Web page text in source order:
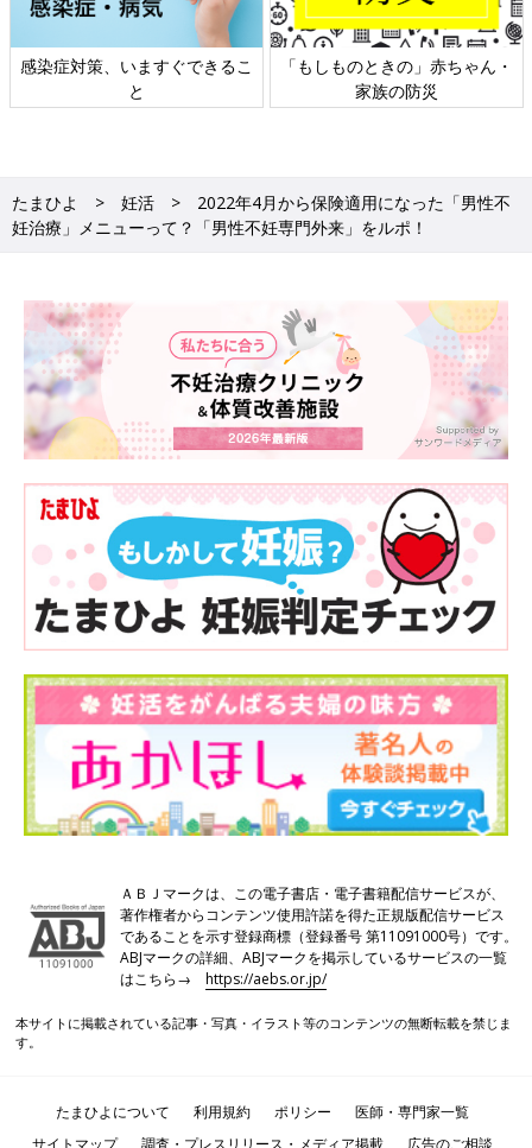
日本外来小児科学会リーフレッ
ト検討会
六星占術 細木かおりさんの人生
相談
たまひよ 妊活
2022年4月から保険適用になった「男性不
妊治療」メニューって？「男性不妊専門外来」をルポ！
ＡＢＪマークは、この電子書店・電子書籍配信サービスが、
著作権者からコンテンツ使用許諾を得た正規版配信サービス
であることを示す登録商標（登録番号 第11091000号）です。
ABJマークの詳細、ABJマークを掲示しているサービスの一覧
はこちら→https://aebs.or.jp/
本サイトに掲載されている記事・写真・イラスト等のコンテンツの無断転載を禁じま
す。
たまひよについて 利用規約 ポリシー
医師・専門家一覧
サイトマップ
調査・プレスリリース・メディア掲載 広告のご相談